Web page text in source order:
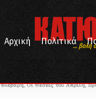
... βολή
Αρχική
Πολιτικά
Πολιτισμός
Ζήτω η Σοσιαλιστική
Φλεβάρη, Οι Θέσεις του Απρίλη,